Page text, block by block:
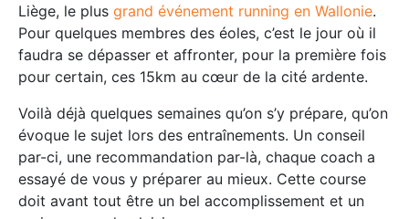
Liège, le plus grand événement running en Wallonie.
Pour quelques membres des éoles, c’est le jour où il
faudra se dépasser et affronter, pour la première fois
pour certain, ces 15km au cœur de la cité ardente.
Voilà déjà quelques semaines qu’on s’y prépare, qu’on
évoque le sujet lors des entraînements. Un conseil
par-ci, une recommandation par-là, chaque coach a
essayé de vous y préparer au mieux. Cette course
doit avant tout être un bel accomplissement et un